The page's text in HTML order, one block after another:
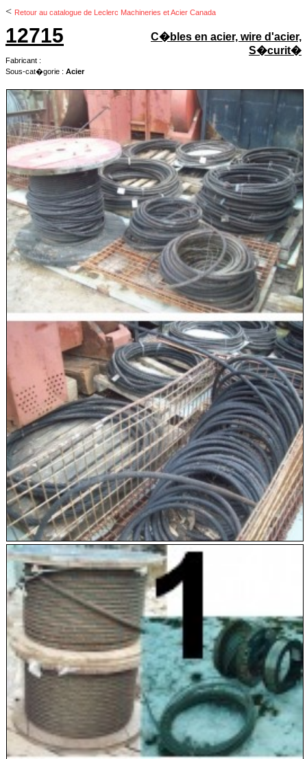
< Retour au catalogue de Leclerc Machineries et Acier Canada
12715
Fabricant :
Sous-cat�gorie : Acier
C�bles en acier, wire d'acier,
S�curit�